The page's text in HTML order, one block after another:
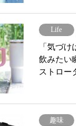
Life
「気づ
飲みたい
ストロー
趣味